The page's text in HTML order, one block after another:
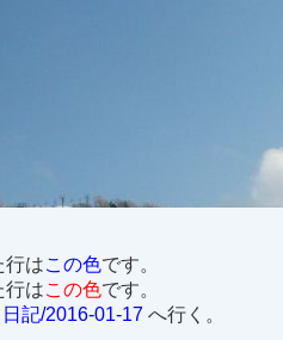
行はこの色です。
行はこの色です。
記/2016-01-17 へ行く。